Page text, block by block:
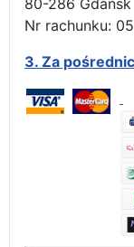
80-286 Gdańsk
Nr rachunku:
3. Za